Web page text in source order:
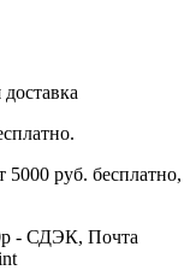
5000 руб. бесплатно,
- СДЭК, Почта